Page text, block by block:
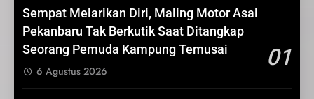
Ayo ke TPS! GOLPUT Bukan
PILIHAN
10
Sempat Melarikan Diri, Maling Motor Asal
Pekanbaru Tak Berkutik Saat Ditangkap
Seorang Pemuda Kampung Temusai
01
6 Agustus 2026
81
Sekda Arfan; Mari Jadikan
Rasulullah Suri Tauladan Umat